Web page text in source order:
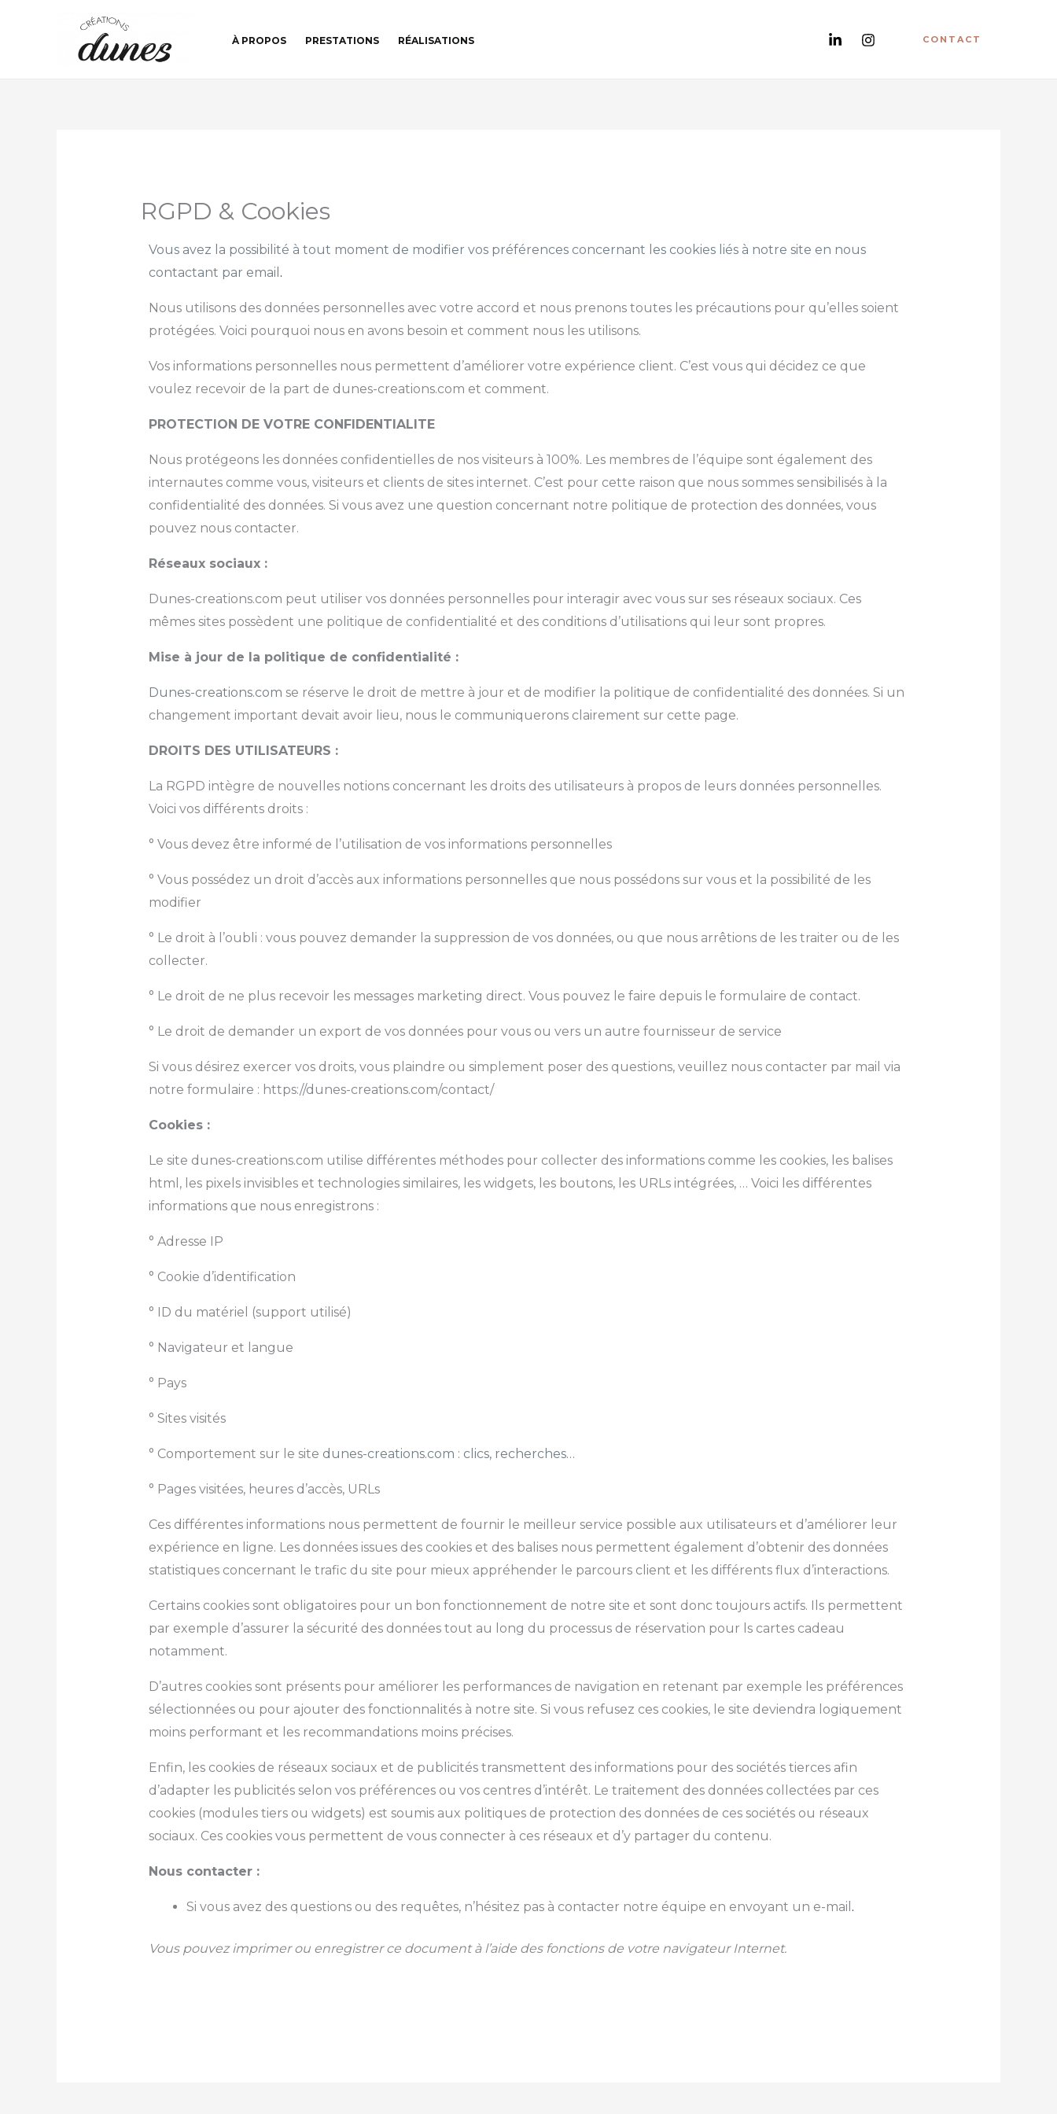
À PROPOS PRESTATIONS RÉALISATIONS CONTACT
RGPD & Cookies
Vous avez la possibilité à tout moment de modifier vos préférences concernant les cookies liés à notre site en nous
contactant par email .
Nous utilisons des données personnelles avec votre accord et nous prenons toutes les précautions pour qu’elles soient
protégées. Voici pourquoi nous en avons besoin et comment nous les utilisons.
Vos informations personnelles nous permettent d’améliorer votre expérience client. C’est vous qui décidez ce que
voulez recevoir de la part de dunes-creations.com et comment.
PROTECTION DE VOTRE CONFIDENTIALITE
Nous protégeons les données confidentielles de nos visiteurs à 100%. Les membres de l’équipe sont également des
internautes comme vous, visiteurs et clients de sites internet. C’est pour cette raison que nous sommes sensibilisés à la
confidentialité des données. Si vous avez une question concernant notre politique de protection des données, vous
pouvez nous contacter.
Réseaux sociaux :
Dunes-creations.com peut utiliser vos données personnelles pour interagir avec vous sur ses réseaux sociaux. Ces
mêmes sites possèdent une politique de confidentialité et des conditions d’utilisations qui leur sont propres.
Mise à jour de la politique de confidentialité :
Dunes-creations.com se réserve le droit de mettre à jour et de modifier la politique de confidentialité des données. Si un
changement important devait avoir lieu, nous le communiquerons clairement sur cette page.
DROITS DES UTILISATEURS :
La RGPD intègre de nouvelles notions concernant les droits des utilisateurs à propos de leurs données personnelles.
Voici vos différents droits :
° Vous devez être informé de l’utilisation de vos informations personnelles
° Vous possédez un droit d’accès aux informations personnelles que nous possédons sur vous et la possibilité de les
modifier
° Le droit à l’oubli : vous pouvez demander la suppression de vos données, ou que nous arrêtions de les traiter ou de les
collecter.
° Le droit de ne plus recevoir les messages marketing direct. Vous pouvez le faire depuis le formulaire de contact.
° Le droit de demander un export de vos données pour vous ou vers un autre fournisseur de service
Si vous désirez exercer vos droits, vous plaindre ou simplement poser des questions, veuillez nous contacter par mail via
notre formulaire : https://dunes-creations.com/contact/
Cookies :
Le site dunes-creations.com utilise différentes méthodes pour collecter des informations comme les cookies, les balises
html, les pixels invisibles et technologies similaires, les widgets, les boutons, les URLs intégrées, … Voici les différentes
informations que nous enregistrons :
° Adresse IP
° Cookie d’identification
° ID du matériel (support utilisé)
° Navigateur et langue
° Pays
° Sites visités
° Comportement sur le site dunes-creations.com : clics, recherches…
° Pages visitées, heures d’accès, URLs
Ces différentes informations nous permettent de fournir le meilleur service possible aux utilisateurs et d’améliorer leur
expérience en ligne. Les données issues des cookies et des balises nous permettent également d’obtenir des données
statistiques concernant le trafic du site pour mieux appréhender le parcours client et les différents flux d’interactions.
Certains cookies sont obligatoires pour un bon fonctionnement de notre site et sont donc toujours actifs. Ils permettent
par exemple d’assurer la sécurité des données tout au long du processus de réservation pour ls cartes cadeau
notamment.
D’autres cookies sont présents pour améliorer les performances de navigation en retenant par exemple les préférences
sélectionnées ou pour ajouter des fonctionnalités à notre site. Si vous refusez ces cookies, le site deviendra logiquement
moins performant et les recommandations moins précises.
Enfin, les cookies de réseaux sociaux et de publicités transmettent des informations pour des sociétés tierces afin
d’adapter les publicités selon vos préférences ou vos centres d’intérêt. Le traitement des données collectées par ces
cookies (modules tiers ou widgets) est soumis aux politiques de protection des données de ces sociétés ou réseaux
sociaux. Ces cookies vous permettent de vous connecter à ces réseaux et d’y partager du contenu.
Nous contacter :
Si vous avez des questions ou des requêtes, n’hésitez pas à contacter notre équipe en envoyant un e-mail .
Vous pouvez imprimer ou enregistrer ce document à l’aide des fonctions de votre navigateur Internet.